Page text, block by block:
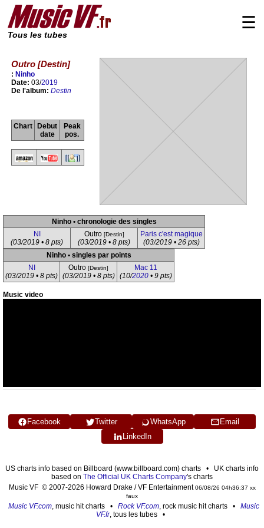
Tous les tubes
☰
Outro [Destin]
: Ninho
Date: 03/2019
De l'album: Destin
Chart
Debut
date
Peak
pos.
Ninho • chronologie des singles
NI
(03/2019 • 8 pts)
Outro [Destin]
(03/2019 • 8 pts)
Paris c'est magique
(03/2019 • 26 pts)
Ninho • singles par points
NI
(03/2019 • 8 pts)
Outro [Destin]
(03/2019 • 8 pts)
Mac 11
(10/2020• 9 pts)
Music video
Facebook Twitter WhatsApp
Email
LinkedIn
US charts info based on Billboard (www.billboard.com) charts • UK charts info
based on The Official UK Charts Company's charts
Music VF © 2007-2026 Howard Drake / VF Entertainment06/08/26 04h36:37 xx
faux
Music VF.com, music hit charts • Rock VF.com, rock music hit charts • Music
VF.fr, tous les tubes •